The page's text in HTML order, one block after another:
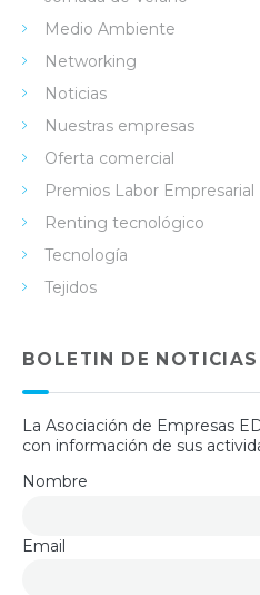
Medio Ambiente
Networking
Noticias
Nuestras empresas
Oferta comercial
Premios Labor Empresarial
Renting tecnológico
Tecnología
Tejidos
BOLETIN DE NOTICIAS
La Asociación de Empresas
con información de sus
Nombre
Email